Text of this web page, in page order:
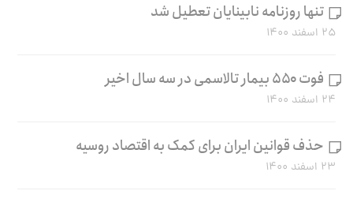
تنها روزنامه نابینایان تعطیل شد
۲۵ اسفند ۱۴۰۰
فوت ۵۵۰ بیمار تالاسمی در سه سال اخیر
۲۴ اسفند ۱۴۰۰
حذف قوانین ایران برای کمک به اقتصاد روسیه
۲۳ اسفند ۱۴۰۰